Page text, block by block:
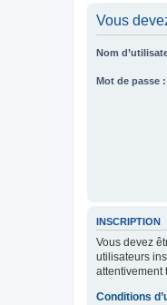
Vous
Nom
Mot de passe :
INSCRIPTION
Vous devez
utilisateurs
attentivement
Conditions